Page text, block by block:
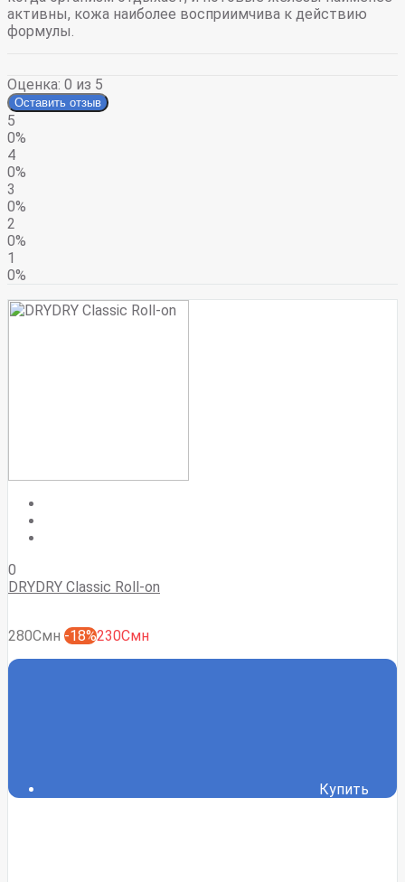
активны, кожа наиболее восприимчива к действию
формулы.
Оценка: 0 из 5
Оставить отзыв
5
0%
4
0%
3
0%
2
0%
1
0%
0
DRYDRY Classic Roll-on
280Смн -18%230Смн
Купить